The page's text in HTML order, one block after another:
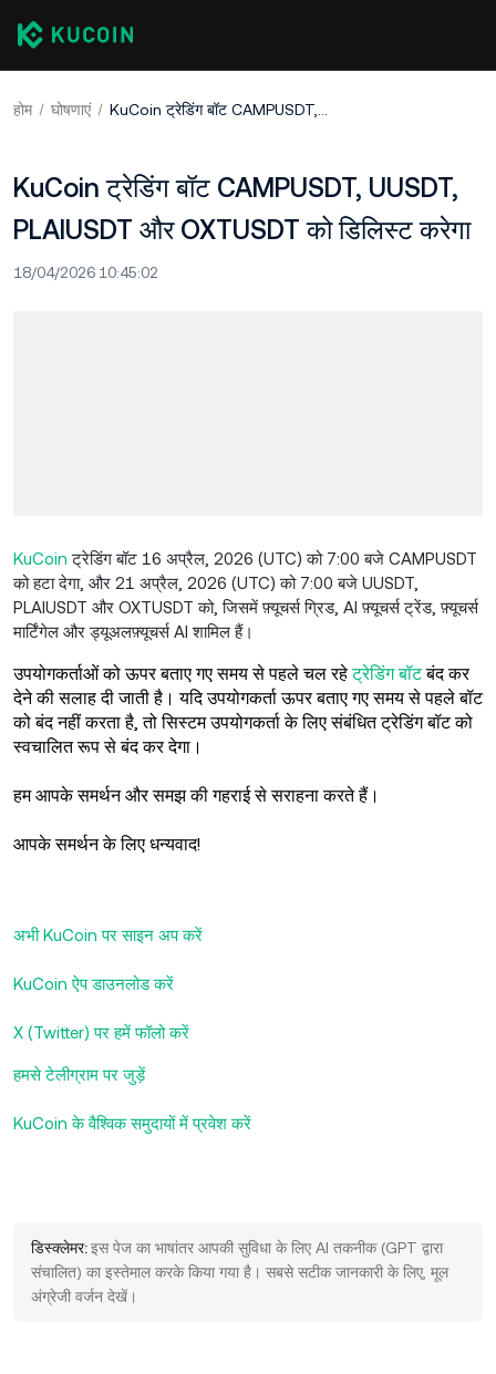
होम घोषणाएं KuCoin ट्रेडिंग बॉट CAMPUSDT, UUSDT, PLAIUSDT और OXTUSDT को डिलिस्ट करेगा
KuCoin ट्रेडिंग बॉट CAMPUSDT, UUSDT,
PLAIUSDT और OXTUSDT को डिलिस्ट करेगा
18/04/2026 10:45:02
KuCoin ट्रेडिंग बॉट 16 अप्रैल, 2026 (UTC) को 7:00 बजे CAMPUSDT
को हटा देगा, और 21 अप्रैल, 2026 (UTC) को 7:00 बजे UUSDT,
PLAIUSDT और OXTUSDT को, जिसमें फ़्यूचर्स ग्रिड, AI फ़्यूचर्स ट्रेंड, फ़्यूचर्स
मार्टिंगेल और ड्यूअलफ़्यूचर्स AI शामिल हैं।
उपयोगकर्ताओं को ऊपर बताए गए समय से पहले चल रहे ट्रेडिंग बॉटबंद कर
देने की सलाह दी जाती है। यदि उपयोगकर्ता ऊपर बताए गए समय से पहले बॉट
को बंद नहीं करता है, तो सिस्टम उपयोगकर्ता के लिए संबंधित ट्रेडिंग बॉट को
स्वचालित रूप से बंद कर देगा।
हम आपके समर्थन और समझ की गहराई से सराहना करते हैं।
आपके समर्थन के लिए धन्यवाद!
अभी KuCoin पर साइन अप करें
KuCoin ऐप डाउनलोड करें
X (Twitter) पर हमें फॉलो करें
हमसे टेलीग्राम पर जुड़ें
KuCoin के वैश्विक समुदायों में प्रवेश करें
डिस्क्लेमर:इस पेज का भाषांतर आपकी सुविधा के लिए AI तकनीक (GPT द्वारा
संचालित) का इस्तेमाल करके किया गया है। सबसे सटीक जानकारी के लिए, मूल
अंग्रेजी वर्जन देखें।